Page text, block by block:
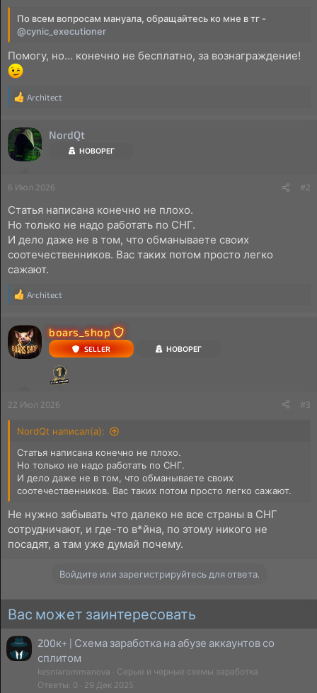
По всем вопросам мануала, обращайтесь ко мне в тг -
@cynic_executioner
Помогу, но... конечно не бесплатно, за вознаграждение!
Р
ц
и
Architect
NordQt
НОВОРЕГ
6 Июл 2026 #2
Статья написана конечно не плохо.
Но только не надо работать по СНГ.
И дело даже не в том, что обманываете своих
соотечественников. Вас таких потом просто легко
сажают.
Р
к
ц
и
Architect
boars_shop
SELLER НОВОРЕГ
22 Июл 2026 #3
NordQt написал(а):
Статья написана конечно не плохо.
Но только не надо работать по СНГ.
И дело даже не в том, что обманываете своих
соотечественников. Вас таких потом просто легко сажают.
Не нужно забывать что далеко не все страны в СНГ
сотрудничают, и где-то в*йна, по этому никого не
посадят, а там уже думай почему.
Войдите или зарегистрируйтесь для ответа.
Вас может заинтересовать
200к+ | Схема заработка на абузе аккаунтов со
сплитом
kesniarommanova
Серые и черные схемы заработка
Ответы 0 29 Дек 2025